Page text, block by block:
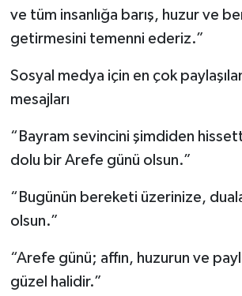
ve tüm insanlığa barış, huzur ve
getirmesini temenni ederiz.”
Sosyal medya için en çok
mesajları
“Bayram sevincini şimdiden
dolu bir Arefe günü olsun.”
“Bugünün bereketi üzerinize,
olsun.”
“Arefe günü; affın, huzurun ve
güzel halidir.”